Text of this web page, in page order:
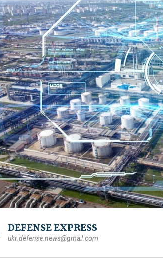
DEFENSE EXPRESS
ukr.defense.news@gmail.com